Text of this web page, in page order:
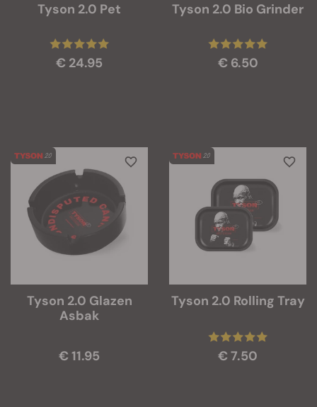
Tyson 2.0 Pet
€ 24.95
Tyson 2.0 Bio Grinder
€ 6.50
Tyson 2.0 Glazen
Asbak
€ 11.95
Tyson 2.0 Rolling Tray
€ 7.50